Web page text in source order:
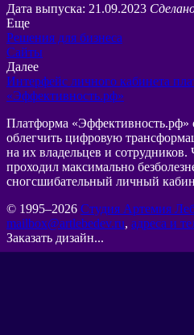
Дата выпуска: 21.09.2023
Еще
Решения для бизнеса
Сайты
Далее
Интерфейс личного кабинета
«Эффективность.рф»
Платформа «Эффективность.рф»
облегчить цифровую
на их владельцев и сотрудников.
проходил максимально
сногсшибательный личный
© 1995–2026 Студия Артемия
mailbox@artlebedev.ru, адреса и
Заказать дизайн...